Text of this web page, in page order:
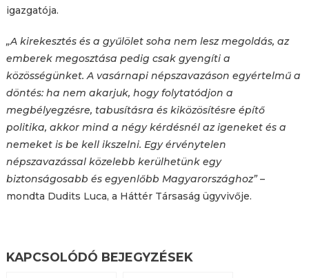
igazgatója.
„A kirekesztés és a gyűlölet soha nem lesz megoldás, az
emberek megosztása pedig csak gyengíti a
közösségünket. A vasárnapi népszavazáson egyértelmű a
döntés: ha nem akarjuk, hogy folytatódjon a
megbélyegzésre, tabusításra és kiközösítésre építő
politika, akkor mind a négy kérdésnél az igeneket és a
nemeket is be kell ikszelni. Egy érvénytelen
népszavazással közelebb kerülhetünk egy
biztonságosabb és egyenlőbb Magyarországhoz”–
mondta Dudits Luca, a Háttér Társaság ügyvivője.
KAPCSOLÓDÓ BEJEGYZÉSEK